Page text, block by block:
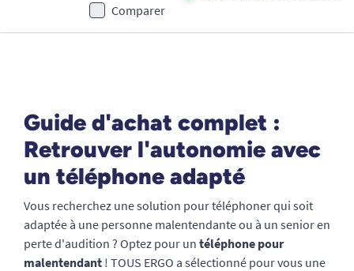
Comparer
Guide d'achat complet :
Retrouver l'autonomie avec
un téléphone adapté
Vous recherchez une solution pour téléphoner qui soit
adaptée à une personne malentendante ou à un senior en
perte d'audition ? Optez pour un téléphone pour
malentendant ! TOUS ERGO a sélectionné pour vous une